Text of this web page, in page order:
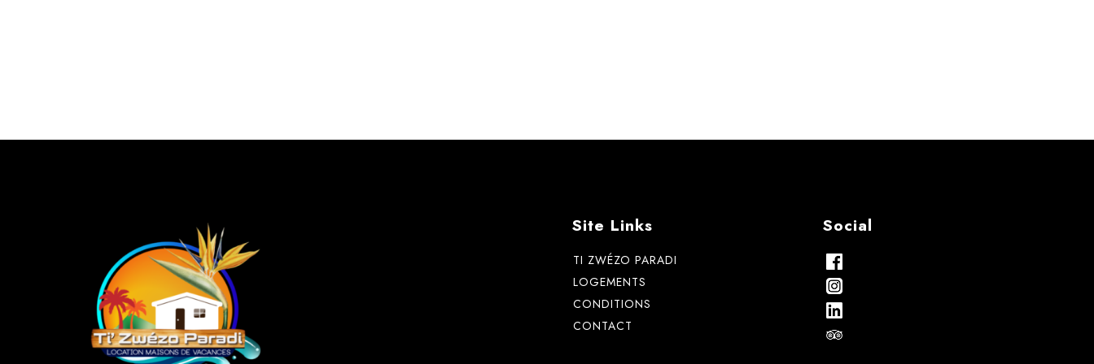
Site Links
TI ZWÉZO PARADI
LOGEMENTS
CONDITIONS
CONTACT
Social